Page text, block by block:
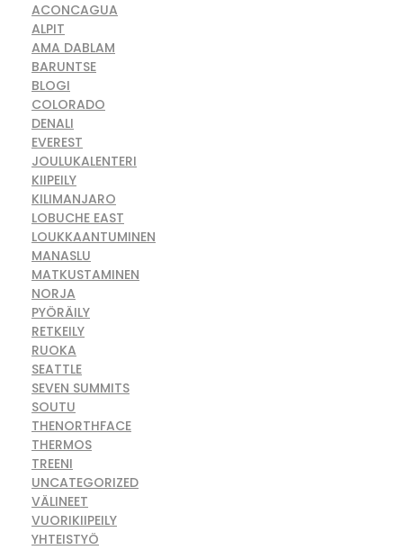
ACONCAGUA
ALPIT
AMA DABLAM
BARUNTSE
BLOGI
COLORADO
DENALI
EVEREST
JOULUKALENTERI
KIIPEILY
KILIMANJARO
LOBUCHE EAST
LOUKKAANTUMINEN
MANASLU
MATKUSTAMINEN
NORJA
PYÖRÄILY
RETKEILY
RUOKA
SEATTLE
SEVEN SUMMITS
SOUTU
THENORTHFACE
THERMOS
TREENI
UNCATEGORIZED
VÄLINEET
VUORIKIIPEILY
YHTEISTYÖ